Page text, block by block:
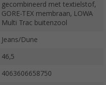
gecombineerd met textielstof,
GORE-TEX membraan, LOWA
Multi Trac buitenzool
Jeans/Dune
46,5
4063606658750